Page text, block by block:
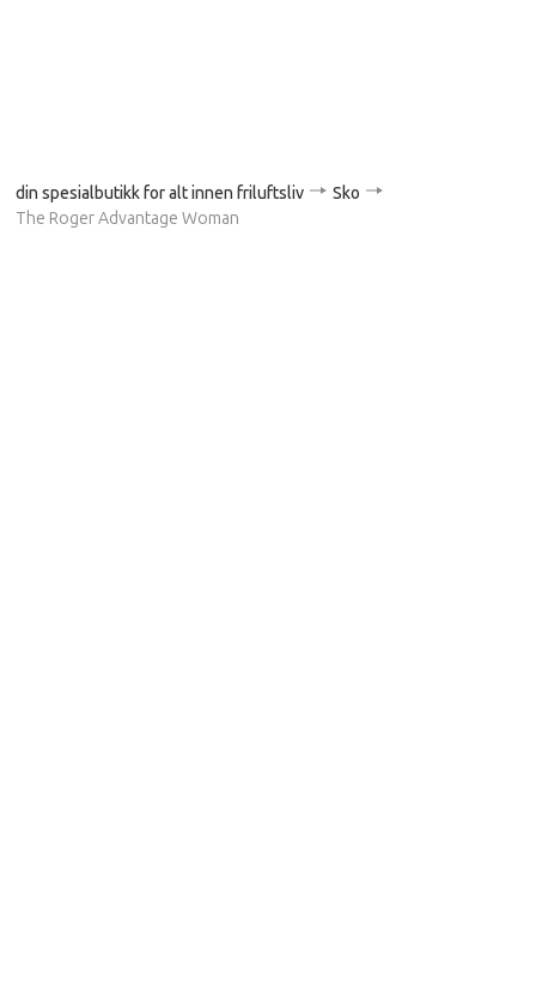
din spesialbutikk for alt innen friluftsliv
Sko
The Roger Advantage Woman